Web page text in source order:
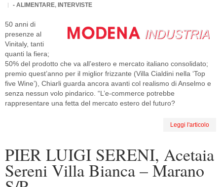
- ALIMENTARE, INTERVISTE
50 anni di
presenze al
Vinitaly, tanti
quanti la fiera;
50% del prodotto che va all’estero e mercato italiano consolidato;
premio quest’anno per il miglior frizzante (Villa Cialdini nella ‘Top
five Wine’), Chiarli guarda ancora avanti col realismo di Anselmo e
senza nessun volo pindarico. “L’e-commerce potrebbe
rappresentare una fetta del mercato estero del futuro?
Leggi l'articolo
PIER LUIGI SERENI, Acetaia
Sereni Villa Bianca – Marano